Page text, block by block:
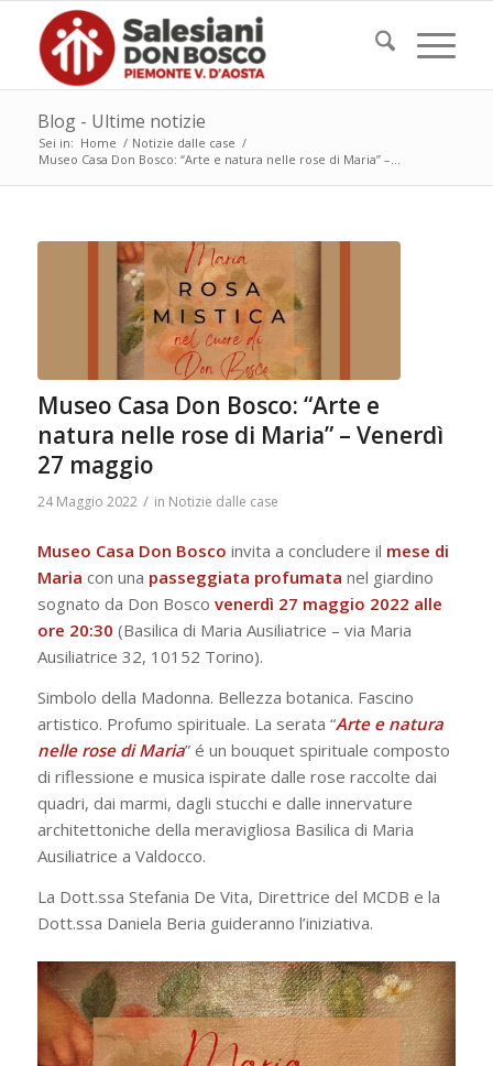
Blog - Ultime notizie
Sei in: Home / Notizie dalle case /
Museo Casa Don Bosco: “Arte e natura nelle rose di Maria” –...
Museo Casa Don Bosco: “Arte e
natura nelle rose di Maria” – Venerdì
27 maggio
24 Maggio 2022 / in Notizie dalle case
Museo Casa Don Bosco invita a concludere il mese di
Maria con una passeggiata profumata nel giardino
sognato da Don Bosco venerdì 27 maggio 2022 alle
ore 20:30 (Basilica di Maria Ausiliatrice – via Maria
Ausiliatrice 32, 10152 Torino).
Simbolo della Madonna. Bellezza botanica. Fascino
artistico. Profumo spirituale. La serata “Arte e natura
nelle rose di Maria” é un bouquet spirituale composto
di riflessione e musica ispirate dalle rose raccolte dai
quadri, dai marmi, dagli stucchi e dalle innervature
architettoniche della meravigliosa Basilica di Maria
Ausiliatrice a Valdocco.
La Dott.ssa Stefania De Vita, Direttrice del MCDB e la
Dott.ssa Daniela Beria guideranno l’iniziativa.